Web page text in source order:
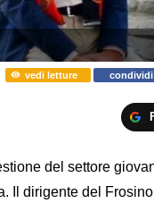
vedi letture
del settore
Il dirigente del